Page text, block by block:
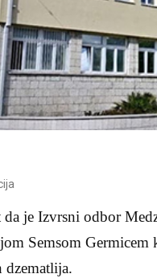
da je Izvrsni odbor
Semsom